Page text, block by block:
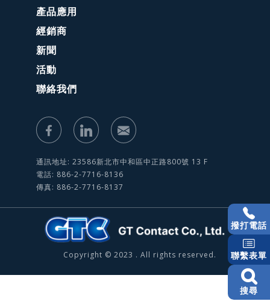
產品應用
經銷商
新聞
活動
聯絡我們
通訊地址: 23586新北市中和區中正路800號 13 F
電話: 886-2-7716-8136
傳真: 886-2-7716-8137
Copyright © 2023 . All rights reserved.
撥打電話
聯繫表單
搜尋